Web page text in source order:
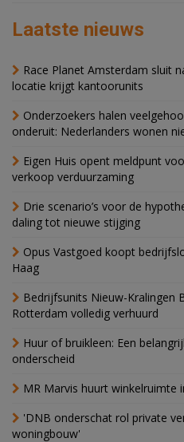
Laatste nieuws
Race Planet Amsterdam sluit
locatie krijgt kantoorunits
Onderzoekers halen
onderuit: Nederlanders wonen
Eigen Huis opent meldpunt
verkoop verduurzaming
Drie scenario’s voor de
daling tot nieuwe stijging
Opus Vastgoed koopt
Haag
Bedrijfsunits Nieuw-Kralingen
Rotterdam volledig verhuurd
Huur of bruikleen: Een
onderscheid
MR Marvis huurt winkelruimte
'DNB onderschat rol private
woningbouw'